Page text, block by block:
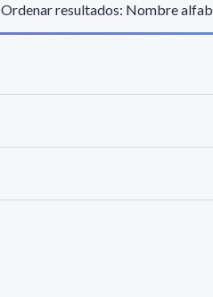
Ordenar resultados: Nombre